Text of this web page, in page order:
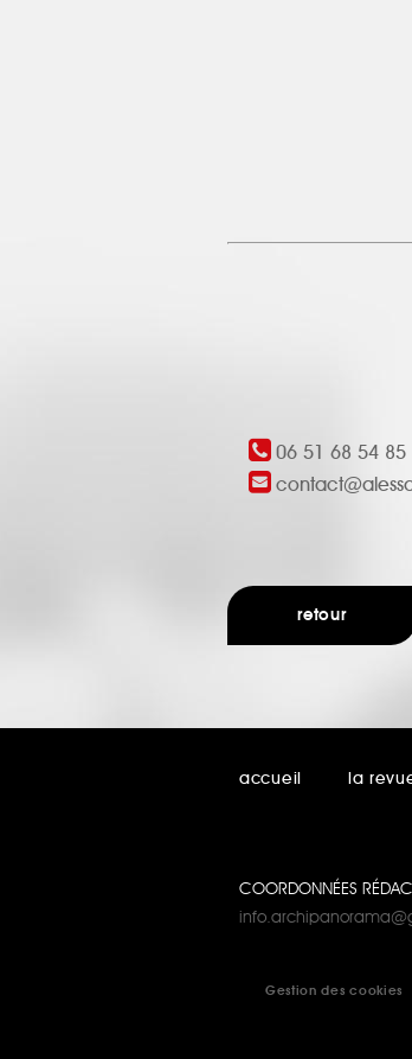
06 51 68 54 85
retour
accueil la
COORDONNÉES
Gestion des cookies